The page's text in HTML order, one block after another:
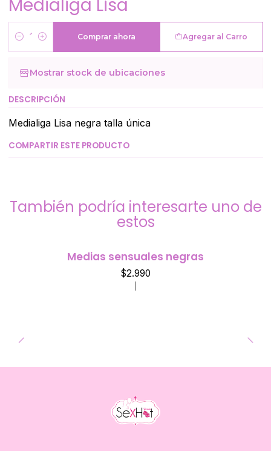
Medialiga Lisa
Cantidad
Agregar al Carro
Comprar ahora
Mostrar stock de ubicaciones
DESCRIPCIÓN
Medialiga Lisa negra talla única
COMPARTIR ESTE PRODUCTO
También podría interesarte uno de
estos
Medias sensuales negras
$2.990